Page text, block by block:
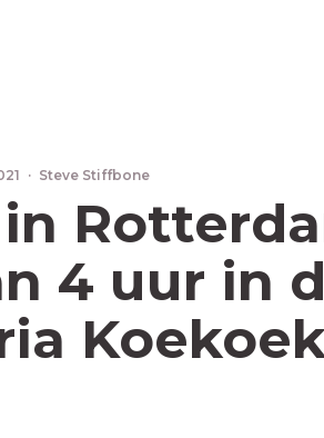
· Steve Stiffbone
4 uur in